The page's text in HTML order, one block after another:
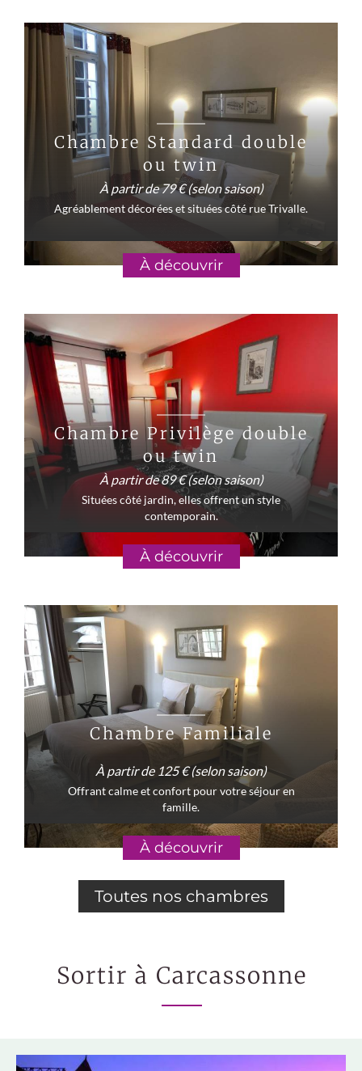
Chambre Standard double
ou twin
À partir de 79 € (selon saison)
Agréablement décorées et situées côté rue Trivalle.
À découvrir
Chambre Privilège double
ou twin
À partir de 89 € (selon saison)
Situées côté jardin, elles offrent un style
contemporain.
À découvrir
Chambre Familiale
À partir de 125 € (selon saison)
Offrant calme et confort pour votre séjour en
famille.
À découvrir
Toutes nos chambres
Sortir à Carcassonne